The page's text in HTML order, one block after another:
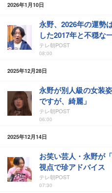
2026年1月10日
永野、2026年の運勢
した2017年と不穏な
テレ朝POST
08:00
2025年12月28日
永野が別人級の女装
ですが、綺麗」
テレ朝POST
06:00
2025年12月14日
お笑い芸人・永野が
視点で珍アドバイス
テレ朝POST
07:30